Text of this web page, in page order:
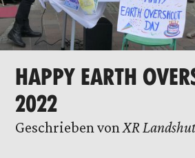
HAPPY EARTH
2022
Geschrieben vonXR Landshut